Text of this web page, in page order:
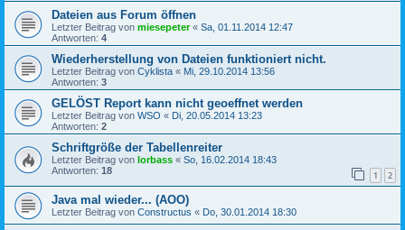
Dateien aus Forum öffnen
Letzter Beitrag von miesepeter« Sa, 01.11.2014 12:47
Antworten: 4
Wiederherstellung von Dateien funktioniert nicht.
Letzter Beitrag von Cyklista « Mi, 29.10.2014 13:56
Antworten: 3
GELÖST Report kann nicht geoeffnet werden
Letzter Beitrag von WSO « Di, 20.05.2014 13:23
Antworten: 2
Schriftgröße der Tabellenreiter
Letzter Beitrag von lorbass « So, 16.02.2014 18:43
Antworten: 18 1 2
Java mal wieder... (AOO)
Letzter Beitrag von Constructus « Do, 30.01.2014 18:30